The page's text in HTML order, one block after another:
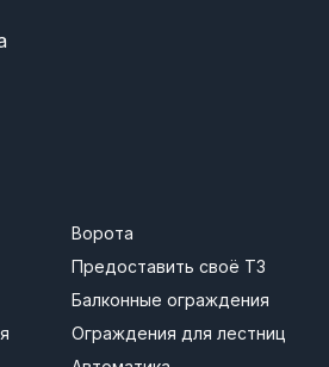
Ворота
Предоставить своё ТЗ
Балконные ограждения
Ограждения для лестниц